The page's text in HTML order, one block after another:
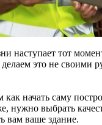
наступает тот
это не своими
начать саму
нужно выбрать
вам ваше здание.